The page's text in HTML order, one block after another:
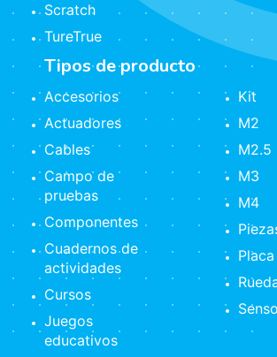
Scratch
TureTrue
Tipos de producto
Accesorios
Actuadores
Cables
Campo de
pruebas
Componentes
Cuadernos de
actividades
Cursos
Juegos
educativos
Kit
M2
M2.5
M3
M4
Placa